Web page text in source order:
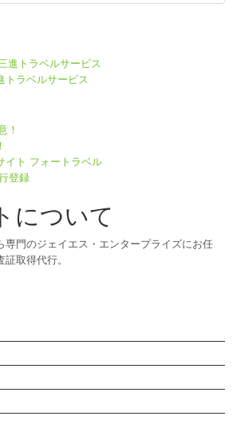
トラベルサービス
イト フォートラベル
登録
について
専門のジェイエス・エンタープライズにお任
取得代行。